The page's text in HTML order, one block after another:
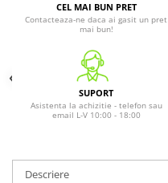
CEL MAI BUN PRET
Contacteaza-ne daca ai gasit un pret
mai bun!
SUPORT
Asistenta la achizitie - telefon sau
email L-V 10:00 - 18:00
Descriere